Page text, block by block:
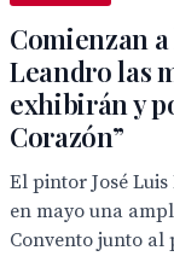
Comienzan
Leandro las
exhibirán y
Corazón”
El pintor José
en mayo una
Convento junto al